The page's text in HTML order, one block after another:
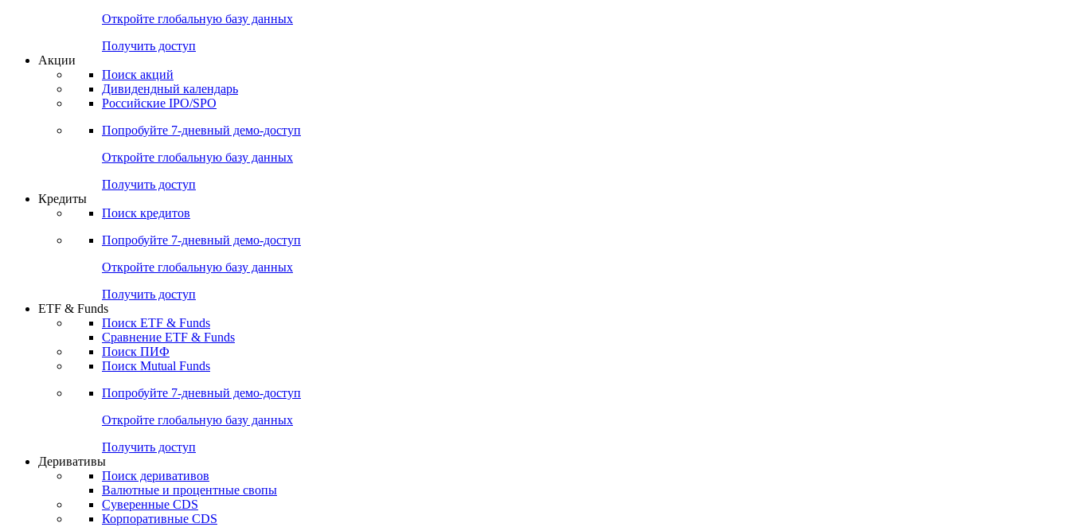
Откройте глобальную базу данных
Получить доступ
Акции
Поиск акций
Дивидендный календарь
Российские IPO/SPO
Попробуйте 7-дневный демо-доступ
Откройте глобальную базу данных
Получить доступ
Кредиты
Поиск кредитов
Попробуйте 7-дневный демо-доступ
Откройте глобальную базу данных
Получить доступ
ETF & Funds
Поиск ETF & Funds
Сравнение ETF & Funds
Поиск ПИФ
Поиск Mutual Funds
Попробуйте 7-дневный демо-доступ
Откройте глобальную базу данных
Получить доступ
Деривативы
Поиск деривативов
Валютные и процентные свопы
Суверенные CDS
Корпоративные CDS